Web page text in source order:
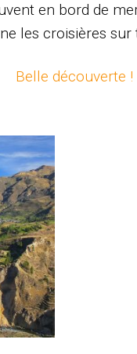
en bord de
les croisières sur
Belle découverte !